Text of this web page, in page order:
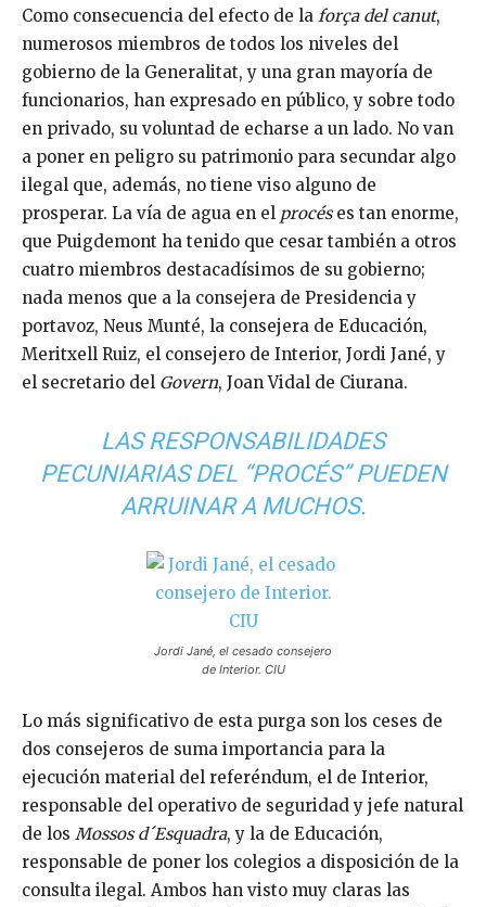
Como consecuencia del efecto de la força del canut,
numerosos miembros de todos los niveles del
gobierno de la Generalitat, y una gran mayoría de
funcionarios, han expresado en público, y sobre todo
en privado, su voluntad de echarse a un lado. No van
a poner en peligro su patrimonio para secundar algo
ilegal que, además, no tiene viso alguno de
prosperar. La vía de agua en el procéses tan enorme,
que Puigdemont ha tenido que cesar también a otros
cuatro miembros destacadísimos de su gobierno;
nada menos que a la consejera de Presidencia y
portavoz, Neus Munté, la consejera de Educación,
Meritxell Ruiz, el consejero de Interior, Jordi Jané, y
el secretario del Govern, Joan Vidal de Ciurana.
LAS RESPONSABILIDADES
PECUNIARIAS DEL “PROCÉS” PUEDEN
ARRUINAR A MUCHOS.
Jordi Jané, el cesado consejero
de Interior. CIU
Lo más significativo de esta purga son los ceses de
dos consejeros de suma importancia para la
ejecución material del referéndum, el de Interior,
responsable del operativo de seguridad y jefe natural
de los Mossos d´Esquadra, y la de Educación,
responsable de poner los colegios a disposición de la
consulta ilegal. Ambos han visto muy claras las